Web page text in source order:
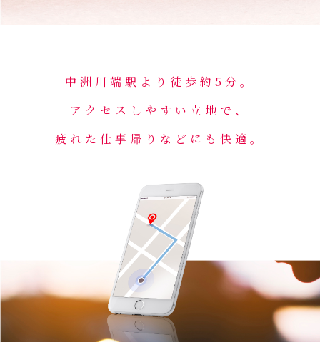
中洲川端駅より徒歩約5分。
アクセスしやすい立地で、
疲れた仕事帰りなどにも快適。